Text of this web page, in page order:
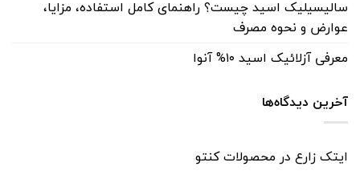
سالیسیلیک اسید چیست؟ راهنمای کامل استفاده، مزایا،
عوارض و نحوه مصرف
معرفی آزلائیک اسید ۱۰% آنوا
آخرین دیدگاه‌ها
ایتک زارع در محصولات کنتو